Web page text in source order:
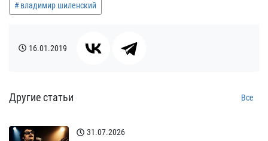
владимир шиленский
16.01.2019
Другие статьи Все
31.07.2026